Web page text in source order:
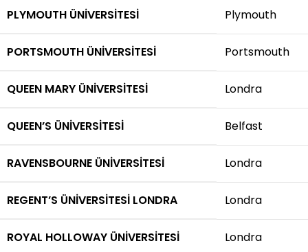
PLYMOUTH ÜNIVERSITESI Plymouth
PORTSMOUTH ÜNIVERSITESI Portsmouth
QUEEN MARY ÜNIVERSITESI Londra
QUEEN’S ÜNIVERSITESI Belfast
RAVENSBOURNE ÜNIVERSITESI Londra
REGENT’S ÜNIVERSITESI LONDRA Londra
ROYAL HOLLOWAY ÜNIVERSITESI Londra